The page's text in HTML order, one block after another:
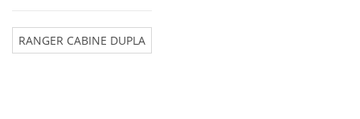
RANGER CABINE DUPLA